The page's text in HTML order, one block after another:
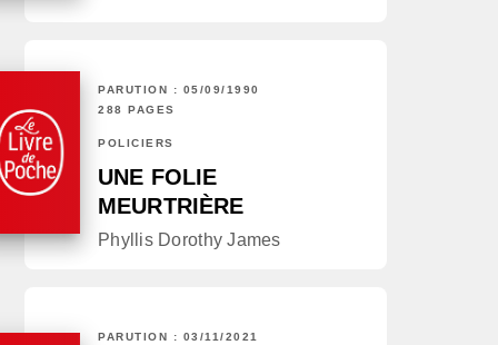
PARUTION : 05/09/1990
288 PAGES
POLICIERS
UNE FOLIE
MEURTRIÈRE
Phyllis Dorothy James
PARUTION : 03/11/2021